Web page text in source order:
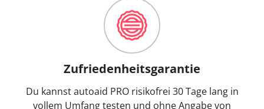
Zufriedenheitsgarantie
Du kannst autoaid PRO risikofrei 30 Tage lang in
vollem Umfang testen und ohne Angabe von